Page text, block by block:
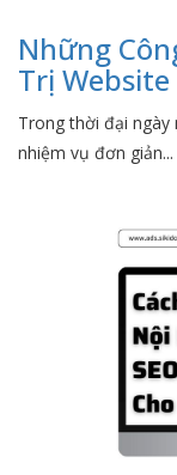
Những
Trị
Trong thời đại
nhiệm vụ đơn giản...